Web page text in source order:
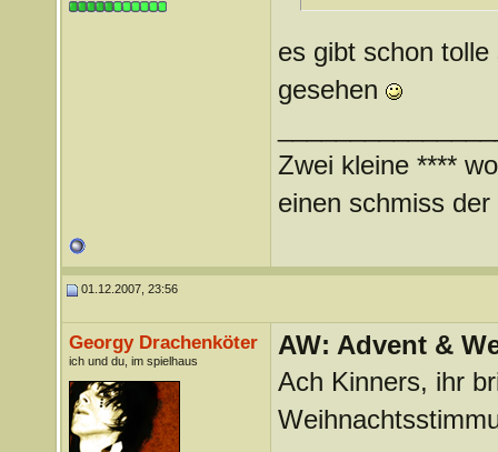
es gibt schon
gesehen
Zwei kleine ****
einen schmiss
01.12.2007, 23:56
Georgy Drachenköter
ich und du, im spielhaus
AW: Advent &
Ach Kinners, ihr